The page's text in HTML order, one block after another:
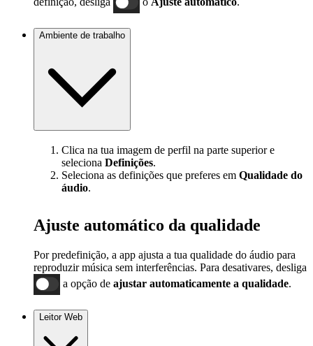
Ambiente de trabalho
Clica na tua imagem de perfil na parte superior e
seleciona Definições.
Seleciona as definições que preferes em Qualidade do
áudio.
Ajuste automático da qualidade
Por predefinição, a app ajusta a tua qualidade do áudio para
reproduzir música sem interferências. Para desativares, desliga
a opção de ajustar automaticamente a qualidade.
Leitor Web